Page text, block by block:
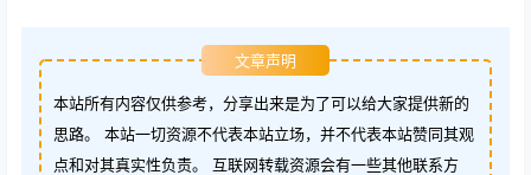
文章声明
本站所有内容仅供参考，分享出来是为了可以给大家提供新的
思路。 本站一切资源不代表本站立场，并不代表本站赞同其观
点和对其真实性负责。 互联网转载资源会有一些其他联系方